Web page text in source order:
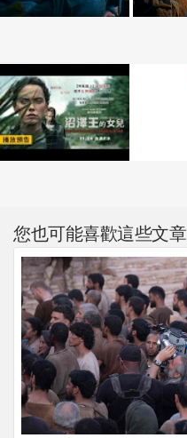
您也可能喜歡這些文章